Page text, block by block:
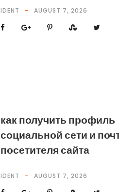
IDENT AUGUST 7, 2026
как получить профиль
социальной сети и
посетителя сайта
IDENT AUGUST 7, 2026